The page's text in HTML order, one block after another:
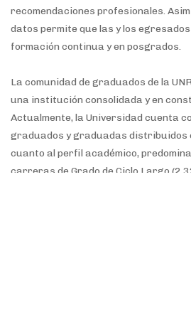
recomendaciones profesionales.
datos permite que las y los
formación continua y en posgrados.
La comunidad de graduados de la
una institución consolidada y en
Actualmente, la Universidad cuenta
graduados y graduadas distribuidos
cuanto al perfil académico,
carreras de Grado de Ciclo Largo